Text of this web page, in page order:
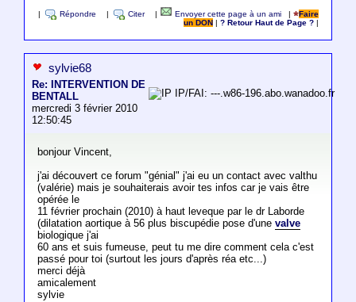
Répondre Citer Envoyer cette page à un ami |
Faire
un DON
|? Retour Haut de Page ?
sylvie68
Re: INTERVENTION DE
BENTALL
mercredi 3 février 2010
12:50:45
IP/FAI: ---.w86-196.abo.wanadoo.fr
bonjour Vincent,
j'ai découvert ce forum "génial" j'ai eu un contact avec valthu
(valérie) mais je souhaiterais avoir tes infos car je vais être
opérée le
11 février prochain (2010) à haut leveque par le dr Laborde
(dilatation aortique à 56 plus biscupédie pose d'une valve
biologique j'ai
60 ans et suis fumeuse, peut tu me dire comment cela c'est
passé pour toi (surtout les jours d'après réa etc...)
merci déjà
amicalement
sylvie